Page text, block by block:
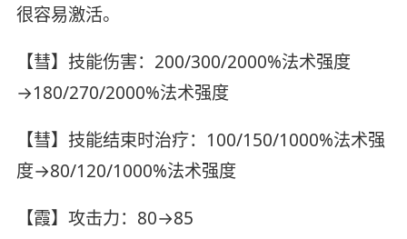
很容易激活。
【彗】技能伤害：200/300/2000%法术强度
→180/270/2000%法术强度
【彗】技能结束时治疗：100/150/1000%法术强
度→80/120/1000%法术强度
【霞】攻击力：80→85